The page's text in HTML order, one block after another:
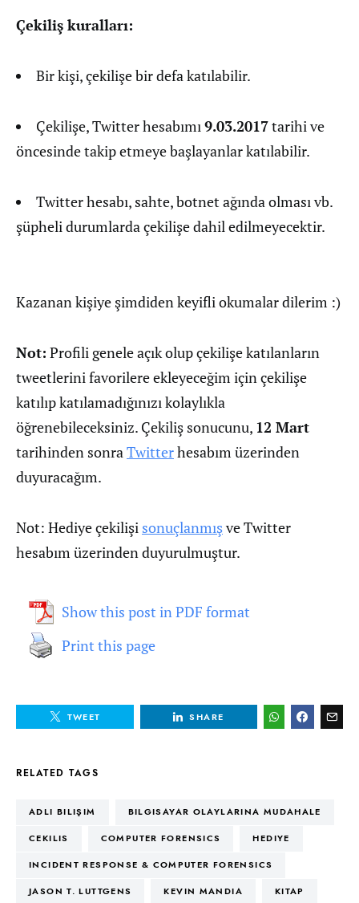
Çekiliş kuralları:
Bir kişi, çekilişe bir defa katılabilir.
Çekilişe, Twitter hesabımı9.03.2017tarihi ve
öncesinde takip etmeye başlayanlar katılabilir.
Twitter hesabı, sahte, botnet ağında olması vb.
şüpheli durumlarda çekilişe dahil edilmeyecektir.
Kazanan kişiye şimdiden keyifli okumalar dilerim :)
Not: Profili genele açık olup çekilişe katılanların
tweetlerini favorilere ekleyeceğim için çekilişe
katılıp katılamadığınızı kolaylıkla
öğrenebileceksiniz. Çekiliş sonucunu, 12 Mart
tarihinden sonraTwitterhesabım üzerinden
duyuracağım.
Not: Hediye çekilişi sonuçlanmışve Twitter
hesabım üzerinden duyurulmuştur.
Show this post in PDF format
Print this page
TWEET SHARE
RELATED TAGS
ADLI BILIŞIM BILGISAYAR OLAYLARINA MUDAHALE
CEKILIS COMPUTER FORENSICS HEDIYE
INCIDENT RESPONSE & COMPUTER FORENSICS
JASON T. LUTTGENS KEVIN MANDIA KITAP